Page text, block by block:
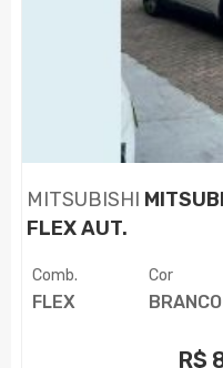
MITSUBISHI
FLEX AUT.
Comb.
FLEX
Cor
BRANCO
R$